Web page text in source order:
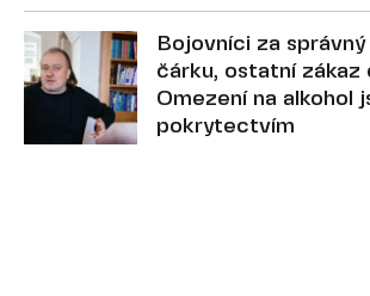
Bojovníci za
čárku, ostatní zákaz
Omezení na alkohol
pokrytectvím